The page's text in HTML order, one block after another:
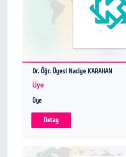
Dr. Öğr. Üyesi Naciye KARAHAN
Üye
Üye
Detay